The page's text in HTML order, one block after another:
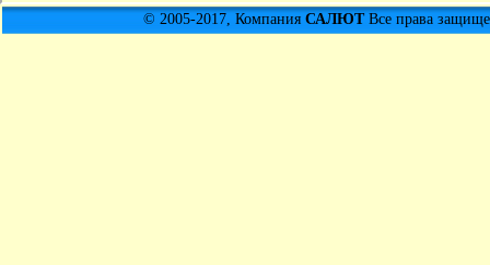
© 2005-2017, Компания САЛЮТВсе права